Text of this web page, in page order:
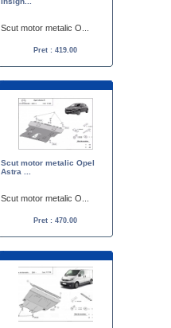
Scut motor metalic O...
Pret : 419.00
Scut motor metalic Opel
Astra ...
Scut motor metalic O...
Pret : 470.00